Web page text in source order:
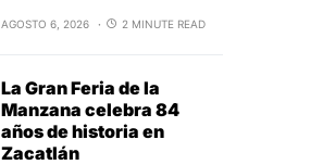
AGOSTO 6, 2026 2 MINUTE READ
La Gran Feria de la
Manzana celebra 84
años de historia en
Zacatlán